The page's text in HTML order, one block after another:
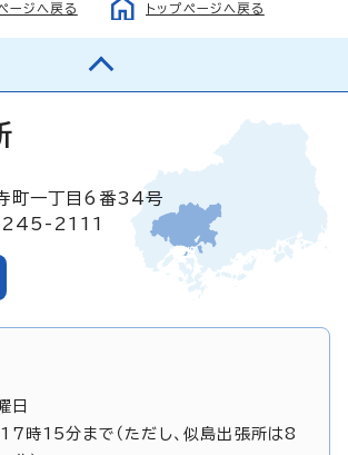
ージへ戻る トップページへ戻る
町一丁目6番34号
245-2111
日
時15分まで（ただし、似島出張所は8